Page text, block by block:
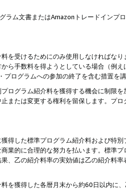
ラム文書またはAmazonトレードインプ
を受けるためにのみ使用しなければな
ら手数料を得ようとしている場合（例
ログラムへの参加の終了を含む措置を講
ログラム紹介料を獲得する機会に制限
または変更する権利を留保します。プロ
得した標準プログラム紹介料および特
業的に合理的な努力を払います。標準
、乙の紹介料率の実効値は乙の紹介料
を獲得した各暦月末から約60日以内に